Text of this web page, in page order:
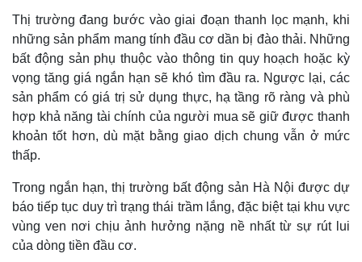
Bất động sản
Khởi nghiệp
Giá vàng
Tiêu dùng
Tỷ giá
Thị trường đang bước vào giai đoạn thanh lọc mạnh, khi
những sản phẩm mang tính đầu cơ dần bị đào thải. Những
bất động sản phụ thuộc vào thông tin quy hoạch hoặc kỳ
vọng tăng giá ngắn hạn sẽ khó tìm đầu ra. Ngược lại, các
sản phẩm có giá trị sử dụng thực, hạ tầng rõ ràng và phù
hợp khả năng tài chính của người mua sẽ giữ được thanh
khoản tốt hơn, dù mặt bằng giao dịch chung vẫn ở mức
thấp.
Trong ngắn hạn, thị trường bất động sản Hà Nội được dự
báo tiếp tục duy trì trạng thái trầm lắng, đặc biệt tại khu vực
vùng ven nơi chịu ảnh hưởng nặng nề nhất từ sự rút lui
của dòng tiền đầu cơ.